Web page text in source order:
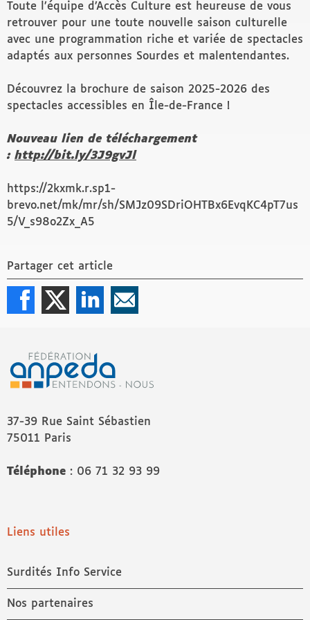
Toute l’équipe d’Accès Culture est heureuse de vous
retrouver pour une toute nouvelle saison culturelle
avec une programmation riche et variée de spectacles
adaptés aux personnes Sourdes et malentendantes.
Découvrez la brochure de saison 2025-2026 des
spectacles accessibles en Île-de-France !
Nouveau lien de téléchargement
: http://bit.ly/3J9gvJl
https://2kxmk.r.sp1-
brevo.net/mk/mr/sh/SMJz09SDriOHTBx6EvqKC4pT7us
5/V_s98o2Zx_A5
Partager cet article
37-39 Rue Saint Sébastien
75011 Paris
Téléphone : 06 71 32 93 99
Liens utiles
Surdités Info Service
Nos partenaires